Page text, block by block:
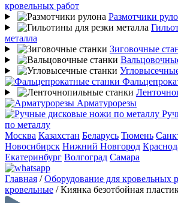
кровельных работ
Размотчики
металла
Зиговочные
Арматурорезы
по металлу
Москва Казахстан Беларусь Тюмень
Новосибирск Нижний Новгород
Екатеринбург Волгоград Самара
Главная /Оборудование для кровельных
кровельные /Киянка безотбойная